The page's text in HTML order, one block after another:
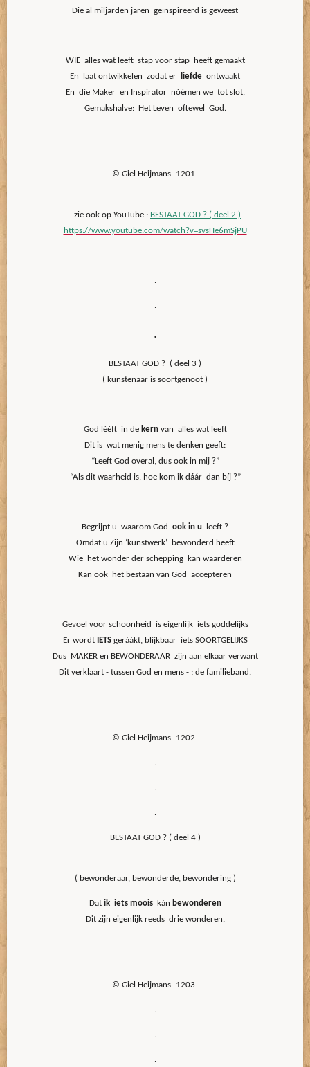
Die al miljarden jaren geïnspireerd is geweest
WIE alles wat leeft stap voor stap heeft gemaakt
En laat ontwikkelen zodat er
liefde ontwaakt
En die Maker en Inspirator nóémen we tot slot,
Gemakshalve: Het Leven oftewel God.
© Giel Heijmans -1201-
- zie ook op YouTube : BESTAAT GOD ? ( deel 2 )
https://www.youtube.com/watch?v=svsHe6mSjPU
.
.
.
BESTAAT GOD ? ( deel 3 )
( kunstenaar is soortgenoot )
God lééft in de kernvan alles wat leeft
Dit is wat menig mens te denken geeft:
“Leeft God overal, dus ook in mij ?”
“Als dit waarheid is, hoe kom ik dáár dan bíj ?”
Begrijpt u waarom God ook in u
leeft ?
Omdat u Zijn ‘kunstwerk’ bewonderd heeft
Wie het wonder der schepping kan waarderen
Kan ook het bestaan van God accepteren
Gevoel voor schoonheid is eigenlijk iets goddelijks
Er wordt
IETSgeráákt, blijkbaar iets SOORTGELIJKS
Dus MAKER en BEWONDERAAR zijn aan elkaar verwant
Dit verklaart - tussen God en mens - : de familieband.
© Giel Heijmans -1202-
.
.
.
BESTAAT GOD ? ( deel 4 )
( bewonderaar, bewonderde, bewondering )
Dat ik iets mooiskán bewonderen
Dit zijn eigenlijk reeds drie wonderen.
© Giel Heijmans -1203-
.
.
.